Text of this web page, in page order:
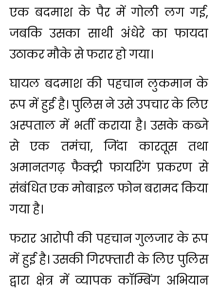
एक बदमाश के पैर में गोली लग गई,
जबकि उसका साथी अंधेरे का फायदा
उठाकर मौके से फरार हो गया।
घायल बदमाश की पहचान लुकमान के
रूप में हुई है। पुलिस ने उसे उपचार के लिए
अस्पताल में भर्ती कराया है। उसके कब्जे
से एक तमंचा, जिंदा कारतूस तथा
अमानतगढ़ फैक्ट्री फायरिंग प्रकरण से
संबंधित एक मोबाइल फोन बरामद किया
गया है।
फरार आरोपी की पहचान गुलजार के रूप
में हुई है। उसकी गिरफ्तारी के लिए पुलिस
द्वारा क्षेत्र में व्यापक कॉम्बिंग अभियान